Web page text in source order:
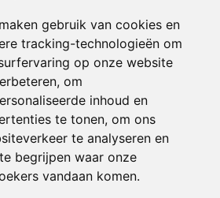
gebruik van cookies en
tracking-technologieën om
op onze website
om
inhoud en
te tonen, om ons
te analyseren en
begrijpen waar onze
vandaan komen.
3